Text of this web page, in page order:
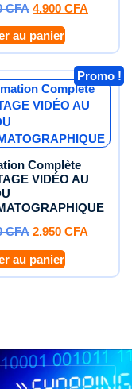
CFA 4.900 CFA
au panier
Promo !
Complète
VIDÉO AU
CFA 2.950 CFA
au panier